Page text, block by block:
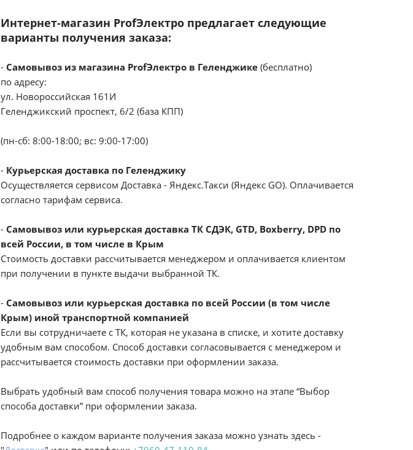
Интернет-магазин ProfЭлектро предлагает следующие
варианты получения заказа:
- Самовывоз из магазина ProfЭлектро в Геленджике (бесплатно)
по адресу:
ул. Новороссийская 161И
Геленджикский проспект, 6/2 (база КПП)
(пн-сб: 8:00-18:00; вс: 9:00-17:00)
- Курьерская доставка по Геленджику
Осуществляется сервисом Доставка - Яндекс.Такси (Яндекс GO). Оплачивается
согласно тарифам сервиса.
- Самовывоз или курьерская доставка ТК СДЭК, GTD, Boxberry, DPD по
всей России, в том числе в Крым
Стоимость доставки рассчитывается менеджером и оплачивается клиентом
при получении в пункте выдачи выбранной ТК.
- Самовывоз или курьерская доставка по всей России (в том числе
Крым) иной транспортной компанией
Если вы сотрудничаете с ТК, которая не указана в списке, и хотите доставку
удобным вам способом. Способ доставки согласовывается с менеджером и
рассчитывается стоимость доставки при оформлении заказа.
Выбрать удобный вам способ получения товара можно на этапе “Выбор
способа доставки” при оформлении заказа.
Подробнее о каждом варианте получения заказа можно узнать здесь -